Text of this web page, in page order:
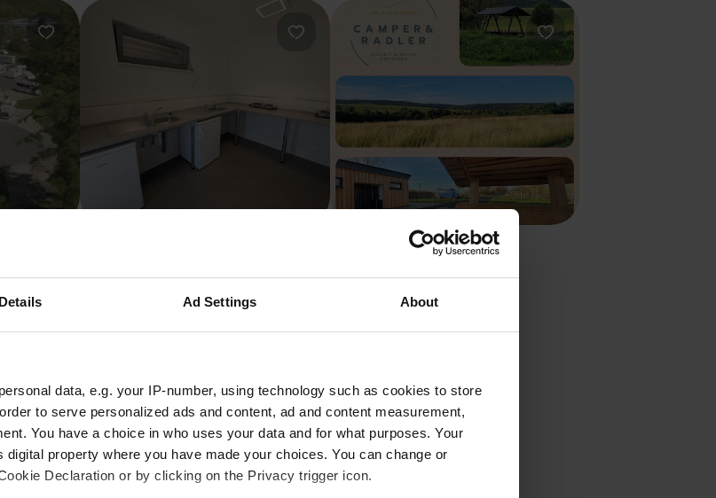
Details Ad Settings About
data, e.g. your IP-number, using technology such as cookies to store
to serve personalized ads and content, ad and content measurement,
You have a choice in who uses your data and for what purposes. Your
property where you have made your choices. You can change or
Declaration or by clicking on the Privacy trigger icon.
10 Bewertungen
Favorit
Stellplatz Am Gartenberg
14 Bewertungen
mit dem Wohnmobil zu
wann die beste Reisezeit ist, um zu den Wohnmobilstellplätzen
ihren eigenen Reiz. Im Frühling und Sommer können Sie die grüne